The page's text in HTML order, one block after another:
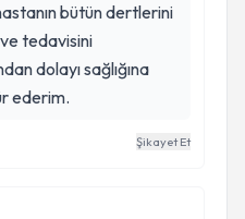
bütün dertlerini
tedavisini
dolayı sağlığına
ederim.
Şikayet Et